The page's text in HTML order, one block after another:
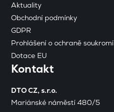
Aktuality
Obchodní podmínky
GDPR
Prohlášení o ochraně soukromí
Dotace EU
Kontakt
DTO CZ, s.r.o.
Mariánské náměstí 480/5